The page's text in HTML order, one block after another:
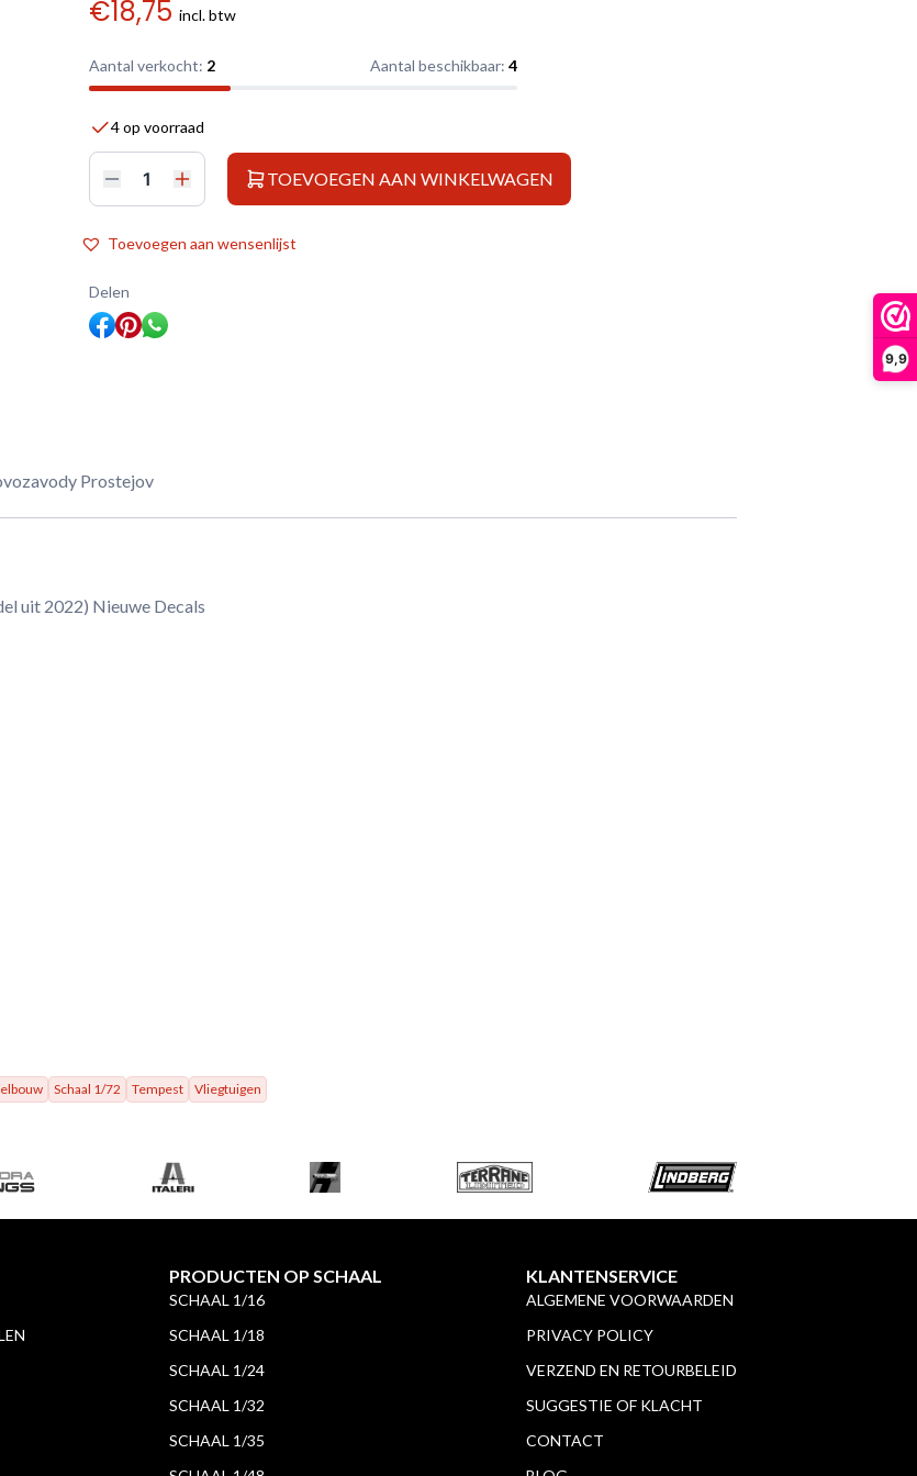
9,9
€18,75 incl. btw
Aantal verkocht: 2 Aantal beschikbaar: 4
4 op voorraad
Kovozávody
Prostějov
Hawker
Tempest
V
At
war
aantal
TOEVOEGEN AAN WINKELWAGEN
Toevoegen aan wensenlijst
Delen
Prostejov
uit 2022) Nieuwe Decals
Schaal 1/72 Tempest Vliegtuigen
PRODUCTEN OP SCHAAL
SCHAAL 1/16
SCHAAL 1/18
SCHAAL 1/24
SCHAAL 1/32
SCHAAL 1/35
KLANTENSERVICE
ALGEMENE VOORWAARDEN
PRIVACY POLICY
VERZEND EN RETOURBELEID
SUGGESTIE OF KLACHT
CONTACT